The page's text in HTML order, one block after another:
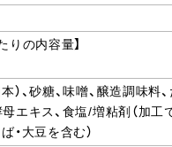
りの内容量】
本）、砂糖、味噌、醸造調味料
エキス、食塩/増粘剤（加工
・大豆を含む）